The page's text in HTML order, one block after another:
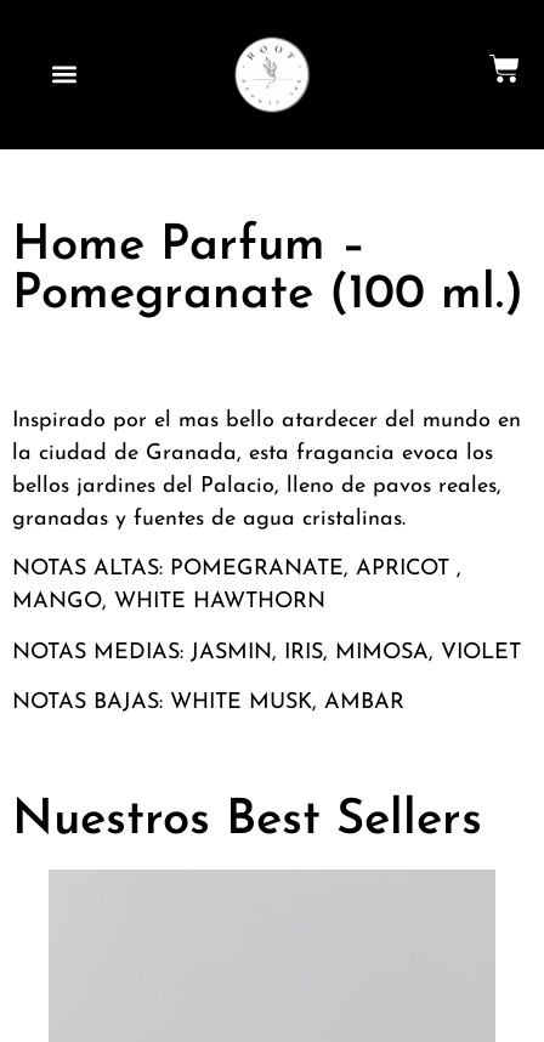
Home Parfum –
Pomegranate (100 ml.)
Inspirado por el mas bello atardecer del mundo en
la ciudad de Granada, esta fragancia evoca los
bellos jardines del Palacio, lleno de pavos reales,
granadas y fuentes de agua cristalinas.
NOTAS ALTAS: POMEGRANATE, APRICOT ,
MANGO, WHITE HAWTHORN
NOTAS MEDIAS: JASMIN, IRIS, MIMOSA, VIOLET
NOTAS BAJAS: WHITE MUSK, AMBAR
Nuestros Best Sellers